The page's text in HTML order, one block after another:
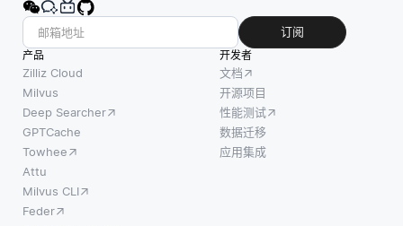
订阅
产品
Zilliz Cloud
Milvus
Deep Searcher
GPTCache
Towhee
Attu
Milvus CLI
Feder
开发者
文档
开源项目
性能测试
数据迁移
应用集成